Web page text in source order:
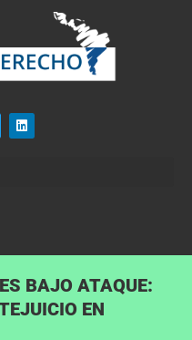
BAJO ATAQUE:
EN